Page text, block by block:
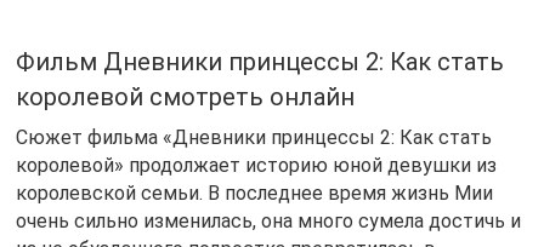
Фильм Дневники принцессы 2: Как стать
королевой смотреть онлайн
Сюжет фильма «Дневники принцессы 2: Как стать
королевой» продолжает историю юной девушки из
королевской семьи. В последнее время жизнь Мии
очень сильно изменилась, она много сумела достичь и